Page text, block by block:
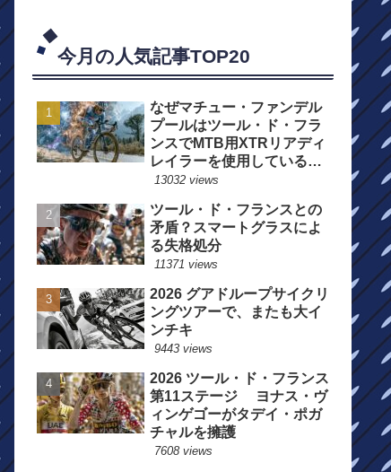
今月の人気記事TOP20
なぜマチュー・ファンデル
プールはツール・ド・フラ
ンスでMTB用XTRリアディ
レイラーを使用しているの
か？
13032 views
ツール・ド・フランスとの
矛盾？スマートグラスによ
る失格処分
11371 views
2026 グアドループサイクリ
ングツアーで、またも大イ
ンチキ
9443 views
2026 ツール・ド・フランス
第11ステージ ヨナス・ヴ
ィンゲゴーがタデイ・ポガ
チャルを擁護
7608 views